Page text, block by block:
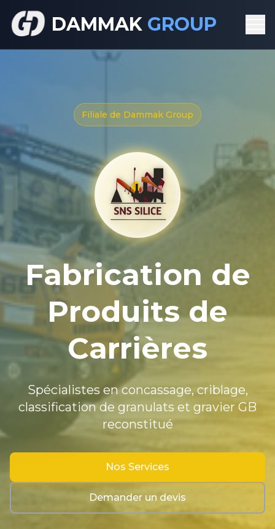
DAMMAK GROUP
Filiale de Dammak Group
Fabrication de
Produits de
Carrières
Spécialistes en concassage, criblage,
classification de granulats et gravier GB
reconstitué
Nos Services
Demander un devis